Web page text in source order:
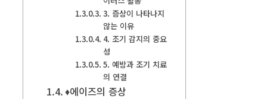
3. 증상이 나타나지
않는 이유
4. 조기 감지의 중요
성
5. 예방과 조기 치료
의 연결
♦에이즈의 증상